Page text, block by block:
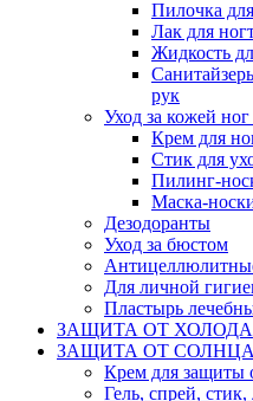
Пилочка
Лак для
Жидкость
рук
Уход за кожей ног
Крем для
Стик для
Пилинг-
Маска-
Дезодоранты
Уход за бюстом
Для личной
Пластырь
ЗАЩИТА ОТ ХОЛОДА
ЗАЩИТА ОТ СОЛНЦА
Крем для защиты
Гель, спрей,